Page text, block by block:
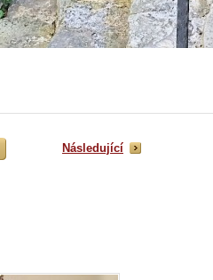
Následující